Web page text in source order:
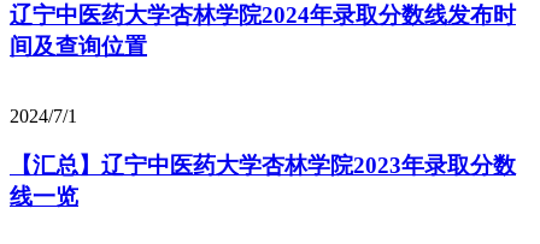
辽宁中医药大学杏林学院2024年录取分数线发布时
间及查询位置
2024/7/1
【汇总】辽宁中医药大学杏林学院2023年录取分数
线一览